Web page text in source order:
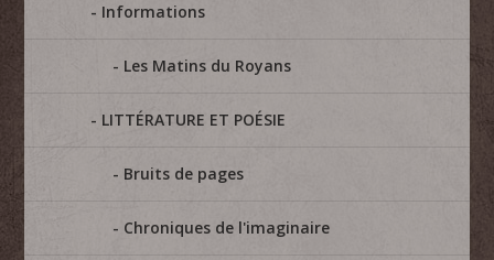
Informations
Les Matins du Royans
LITTÉRATURE ET POÉSIE
Bruits de pages
Chroniques de l'imaginaire